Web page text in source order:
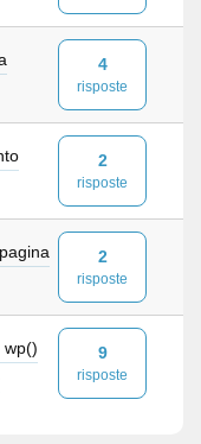
4
risposte
2
risposte
2
risposte
wp()
9
risposte